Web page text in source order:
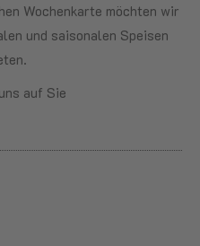
Wochenkarte möchten wir
und saisonalen Speisen
auf Sie